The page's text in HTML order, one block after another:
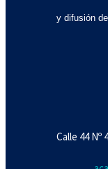
y difusión
Calle 44 Nº